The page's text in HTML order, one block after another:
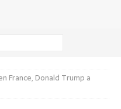
France, Donald Trump a